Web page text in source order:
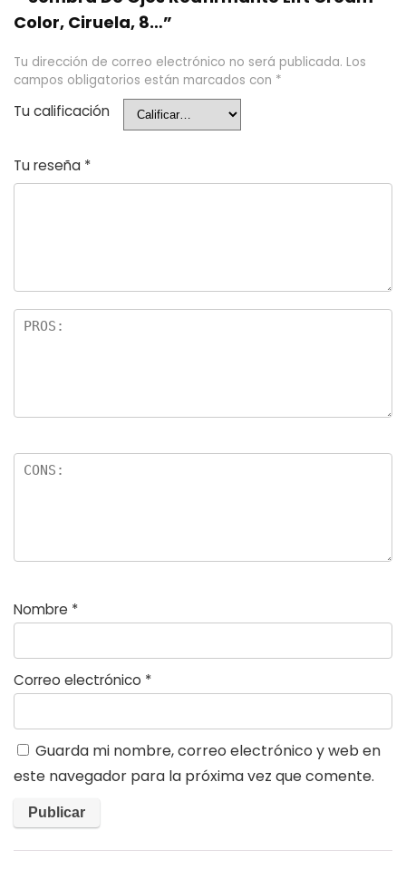
Color, Ciruela, 8…”
Tu dirección de correo electrónico no será publicada. Los
campos obligatorios están marcados con *
Tu calificación
Tu reseña *
Nombre *
Correo electrónico *
Guarda mi nombre, correo electrónico y web en
este navegador para la próxima vez que comente.